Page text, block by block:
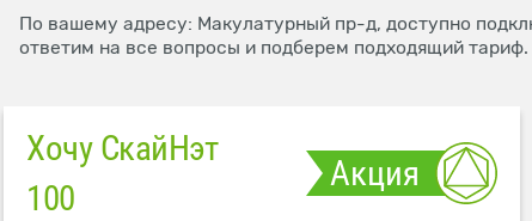
По вашему адресу: Макулатурный пр-д, доступно
ответим на все вопросы и подберем подходящий тариф.
Хочу СкайНэт
100
Акция